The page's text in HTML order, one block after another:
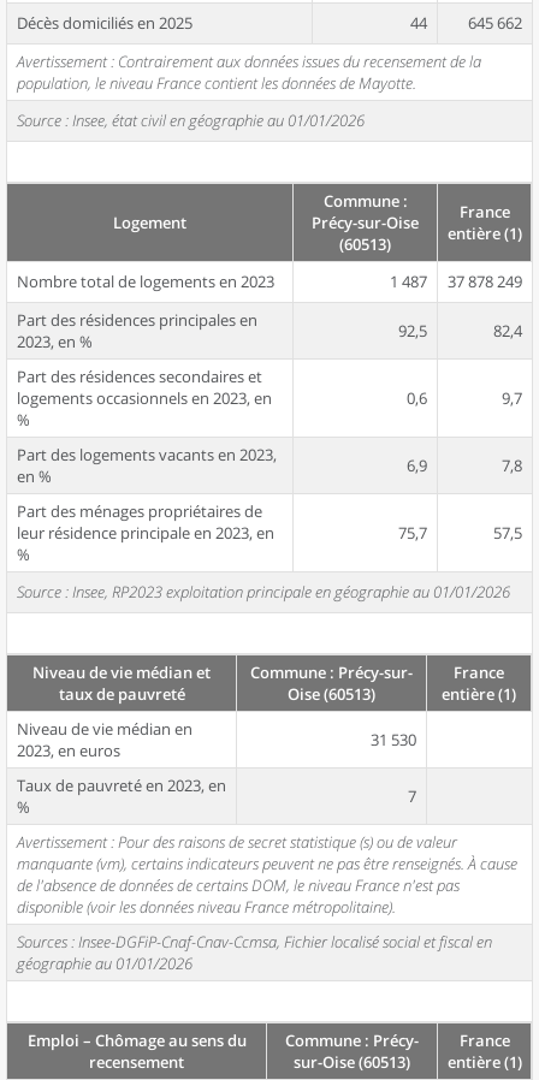
Décès domiciliés en 2025
44
645 662
Avertissement : Contrairement aux données issues du recensement de la
population, le niveau France contient les données de Mayotte.
Source : Insee, état civil en géographie au 01/01/2026
Logement
Commune :
Précy-sur-Oise
(60513)
France
entière (1)
Nombre total de logements en 2023 1 487
37 878 249
Part des résidences principales en
2023, en %
92,5 82,4
Part des résidences secondaires et
logements occasionnels en 2023, en
%
0,6 9,7
Part des logements vacants en 2023,
en %
6,9 7,8
Part des ménages propriétaires de
leur résidence principale en 2023, en
%
75,7 57,5
Source : Insee, RP2023 exploitation principale en géographie au 01/01/2026
Niveau de vie médian et
taux de pauvreté
Commune : Précy-sur-
Oise (60513)
France
entière (1)
Niveau de vie médian en
2023, en euros
31 530
Taux de pauvreté en 2023, en
%
7
Avertissement : Pour des raisons de secret statistique (s) ou de valeur
manquante (vm), certains indicateurs peuvent ne pas être renseignés. À cause
de l'absence de données de certains DOM, le niveau France n'est pas
disponible (voir les données niveau France métropolitaine).
Sources : Insee-DGFiP-Cnaf-Cnav-Ccmsa, Fichier localisé social et fiscal en
géographie au 01/01/2026
Emploi – Chômage au sens du
recensement
Commune : Précy-
sur-Oise (60513)
France
entière (1)